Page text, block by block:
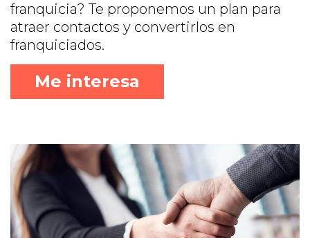
franquicia? Te proponemos un plan para
atraer contactos y convertirlos en
franquiciados.
Me interesa